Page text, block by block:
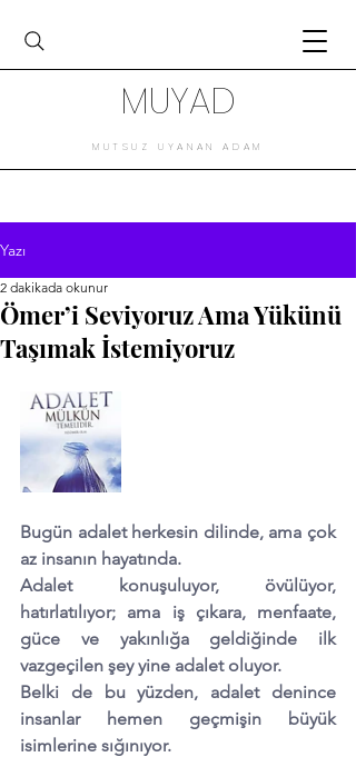
MUYAD
MUTSUZ UYANAN ADAM
Yazı
Ömer’i Seviyoruz Ama Yükünü
Taşımak İstemiyoruz
2 dakikada okunur
Bugün adalet herkesin dilinde, ama çok
az insanın hayatında.
Adalet konuşuluyor, övülüyor,
hatırlatılıyor; ama iş çıkara, menfaate,
güce ve yakınlığa geldiğinde ilk
vazgeçilen şey yine adalet oluyor.
Belki de bu yüzden, adalet denince
insanlar hemen geçmişin büyük
isimlerine sığınıyor.